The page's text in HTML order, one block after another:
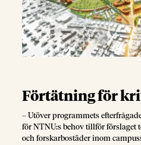
Förtätning för
– Utöver programmets
för NTNU:s behov tillför förslaget
och forskarbostäder inom